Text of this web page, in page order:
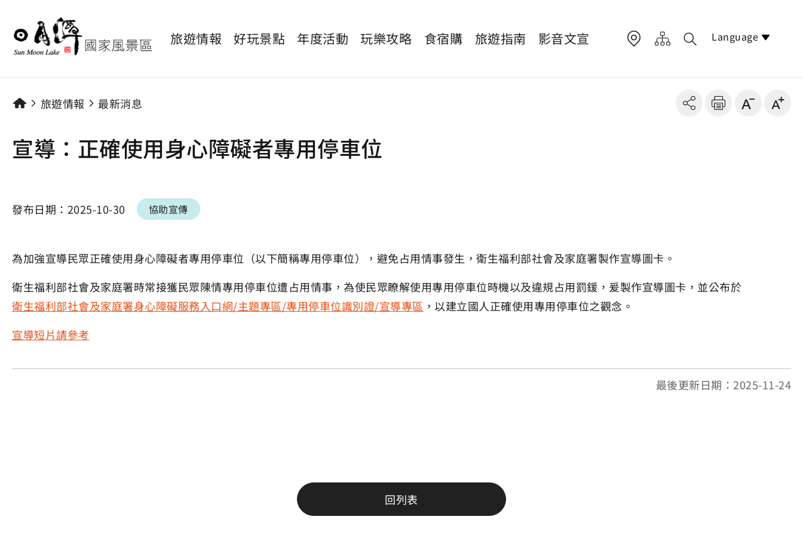
旅遊情報 好玩景點 年度活動 玩樂攻略 食宿購 旅遊指南 影音文宣 Language
旅遊情報 最新消息
宣導：正確使用身心障礙者專用停車位
發布日期： 2025-10-30 協助宣傳
為加強宣導民眾正確使用身心障礙者專用停車位（以下簡稱專用停車位），避免占用情事發生，衛生福利部社會及家庭署製作宣導圖卡。
衛生福利部社會及家庭署時常接獲民眾陳情專用停車位遭占用情事，為使民眾瞭解使用專用停車位時機以及違規占用罰鍰，爰製作宣導圖卡，並公布於
衛生福利部社會及家庭署身心障礙服務入口網/主題專區/專用停車位識別證/宣導專區 ，以建立國人正確使用專用停車位之觀念。
宣導短片請參考
最後更新日期：2025-11-24
回列表